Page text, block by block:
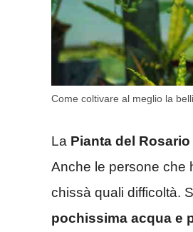
Come coltivare al meglio la
La Pianta del Rosario
Anche le persone che
chissà quali difficoltà.
pochissima acqua e